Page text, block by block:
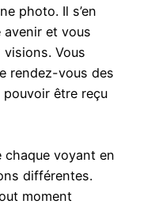
photo. Il s’en
et vous
Vous
rendez-vous des
pouvoir être reçu
voyant en
différentes.
moment